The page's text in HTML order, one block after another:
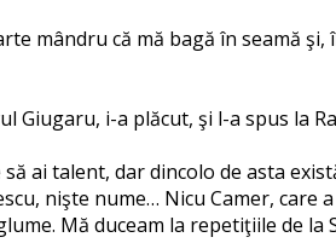
mândru că mă bagă în seamă şi,
Giugaru, i-a plăcut, şi l-a spus la
ai talent, dar dincolo de asta
nişte nume… Nicu Camer, care
Mă duceam la repetiţiile de la